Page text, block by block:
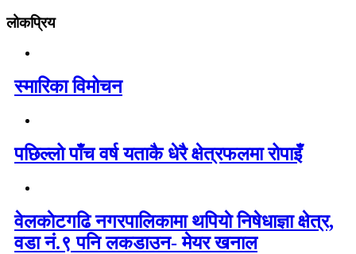
लोकप्रिय
स्मारिका विमोचन
पछिल्लो पाँच वर्ष यताकै धेरै क्षेत्रफलमा रोपाइँ
वेलकाेटगढि नगरपालिकामा थपियाे निषेधाज्ञा क्षेत्र,
वडा नं.९ पनि लकडाउन- मेयर खनाल